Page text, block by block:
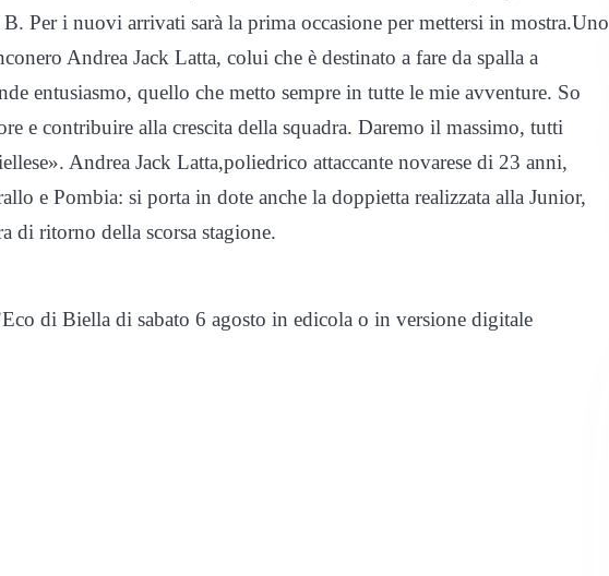
Per i nuovi arrivati sarà la prima occasione per mettersi in mostra.Uno
Andrea Jack Latta, colui che è destinato a fare da spalla a
entusiasmo, quello che metto sempre in tutte le mie avventure. So
e contribuire alla crescita della squadra. Daremo il massimo, tutti
Andrea Jack Latta,poliedrico attaccante novarese di 23 anni,
e Pombia: si porta in dote anche la doppietta realizzata alla Junior,
di ritorno della scorsa stagione.
di Biella di sabato 6 agosto in edicola o in versione digitale